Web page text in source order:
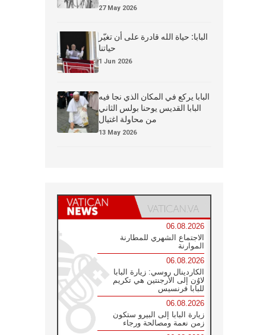
27 May 2026
البابا: حياة الله قادرة على أن تغيّر
حياتنا
1 Jun 2026
البابا يركع في المكان الذي نجا فيه
البابا القديس يوحنا بولس الثاني
من محاولة اغتيال
13 May 2026
06.08.2026
الاجتماع الشهري للمطارنة
الموارنة
06.08.2026
الكاردينال روسي: زيارة البابا
لاوُن إلى الأرجنتين هي تكريم
للبابا فرنسيس
06.08.2026
زيارة البابا إلى البيرو ستكون
زمن نعمة ومصالحة ورجاء